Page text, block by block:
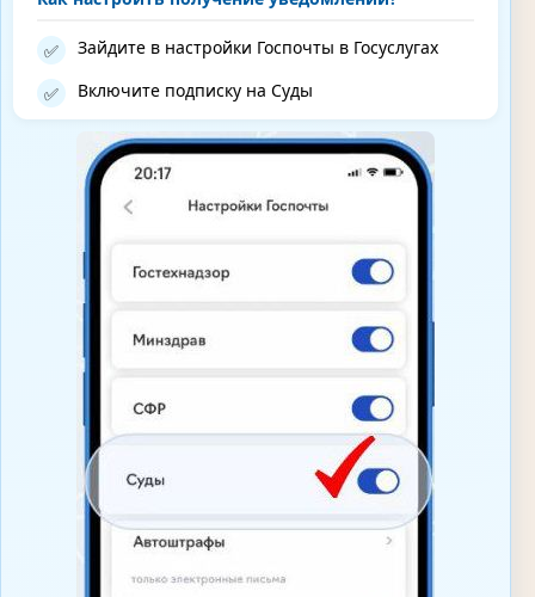
✅ Зайдите в настройки Госпочты в Госуслугах
✅ Включите подписку на Суды